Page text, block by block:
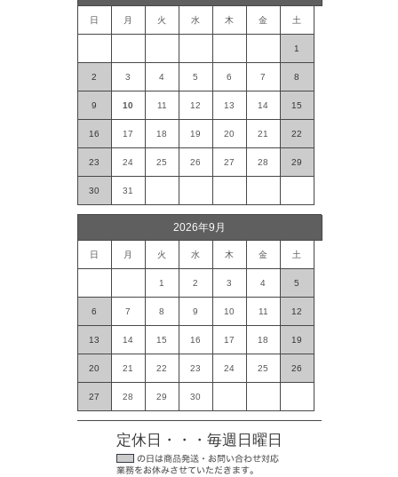
日 月 火 水 木 金 土
1
2 3 4 5 6 7 8
9 10 11 12 13 14 15
16 17 18 19 20 21 22
23 24 25 26 27 28 29
30 31
2026年9月
日 月 火 水 木 金 土
1 2 3 4 5
6 7 8 9 10 11 12
13 14 15 16 17 18 19
20 21 22 23 24 25 26
27 28 29 30
定休日・・・毎週日曜日